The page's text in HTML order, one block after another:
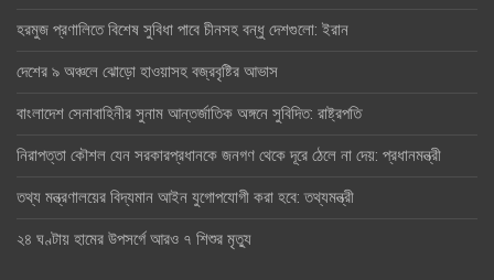
হরমুজ প্রণালিতে বিশেষ সুবিধা পাবে চীনসহ বন্ধু দেশগুলো: ইরান
দেশের ৯ অঞ্চলে ঝোড়ো হাওয়াসহ বজ্রবৃষ্টির আভাস
বাংলাদেশ সেনাবাহিনীর সুনাম আন্তর্জাতিক অঙ্গনে সুবিদিত: রাষ্ট্রপতি
নিরাপত্তা কৌশল যেন সরকারপ্রধানকে জনগণ থেকে দূরে ঠেলে না দেয়: প্রধানমন্ত্রী
তথ্য মন্ত্রণালয়ের বিদ্যমান আইন যুগোপযোগী করা হবে: তথ্যমন্ত্রী
২৪ ঘণ্টায় হামের উপসর্গে আরও ৭ শিশুর মৃত্যু